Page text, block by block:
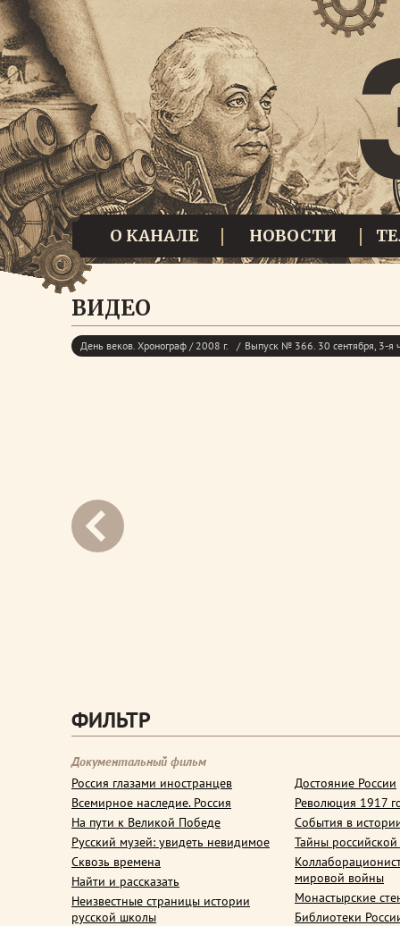
О КАНАЛЕ НОВОСТИ
ВИДЕО
День веков. Хронограф / 2008 г. Выпуск № 366. 30 сентября, 3-я
ФИЛЬТР
Документальный фильм
Россия глазами иностранцев
Всемирное наследие. Россия
На пути к Великой Победе
Русский музей: увидеть невидимое
Сквозь времена
Найти и рассказать
Неизвестные страницы истории
русской школы
Достояние России
Революция 1917
События в
Тайны
мировой войны
Монастырские
Библиотеки